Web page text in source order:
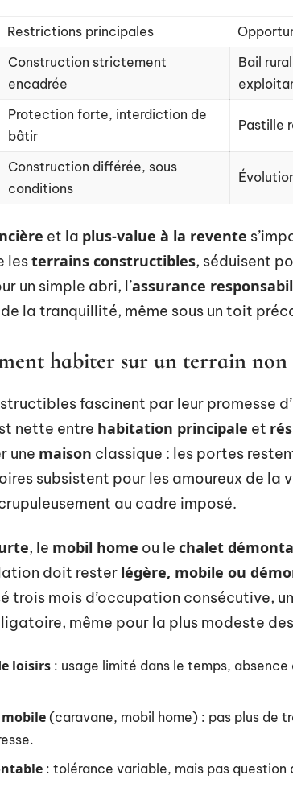
Restrictions principales
Construction strictement
encadrée
Bail
Protection forte, interdiction de
bâtir
Pastille
Construction différée, sous
conditions
et la plus-value à la revente
lesterrains constructibles, séduisent
un simple abri, l’assurance
la tranquillité, même sous un toit
habiter sur un terrain non
fascinent par leur promesse
nette entre habitation principale et
une maison classique : les portes
subsistent pour les amoureux de la
au cadre imposé.
, le mobil home ou le chalet
doit rester légère, mobile ou
trois mois d’occupation consécutive,
même pour la plus modeste
loisirs : usage limité dans le temps,
(caravane, mobil home) : pas plus de
: tolérance variable, mais pas question